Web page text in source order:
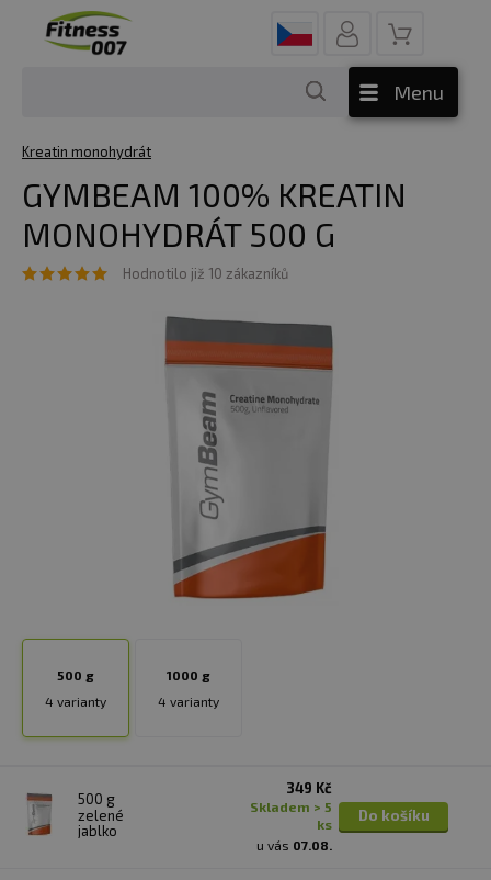
Menu
Kreatin monohydrát
GYMBEAM 100% KREATIN
MONOHYDRÁT 500 G
Hodnotilo již 10 zákazníků
500 g
4 varianty
1000 g
4 varianty
500 g
zelené
jablko
349 Kč
skladem > 5
ks
u vás 07.08.
Do košíku